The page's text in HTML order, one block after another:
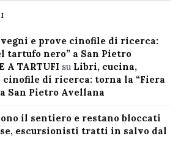
e prove cinofile di ricerca:
tartufo nero” a San Pietro
A TARTUFI su Libri, cucina,
cinofile di ricerca: torna la “Fiera
San Pietro Avellana
il sentiero e restano bloccati
escursionisti tratti in salvo dal